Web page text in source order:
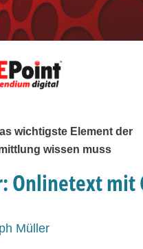
wichtigste Element der
wissen muss
Onlinetext mit
Müller